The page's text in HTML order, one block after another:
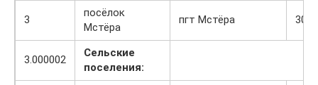
3
посёлок
Мстёра
пгт Мстёра 30
3.000002
Сельские
поселения: